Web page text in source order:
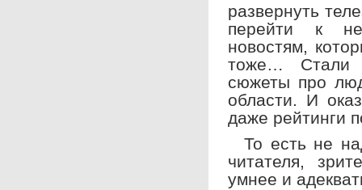
развернуть
перейти к
новостям,
тоже… Стали
сюжеты про
области. И
даже рейтинги
То есть не
читателя,
умнее и